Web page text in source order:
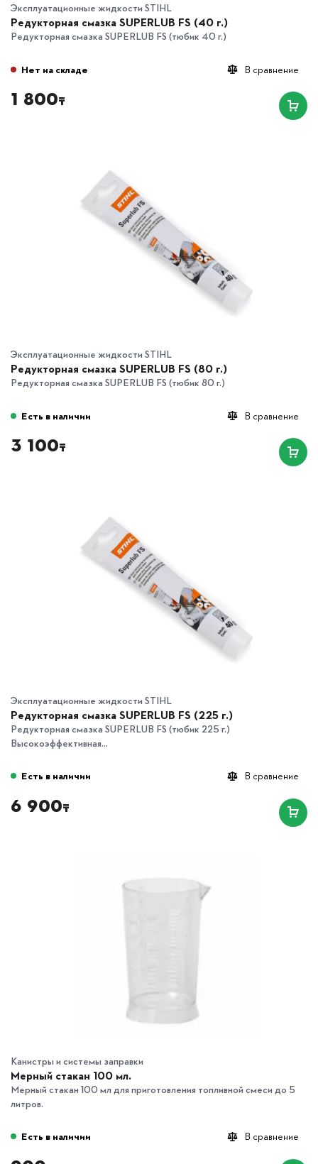
Эксплуатационные жидкости STIHL
Редукторная смазка SUPERLUB FS (40 г.)
Редукторная смазка SUPERLUB FS (тюбик 40 г.)
В сравнение
Нет на складе
1 800₸
Эксплуатационные жидкости STIHL
Редукторная смазка SUPERLUB FS (80 г.)
Редукторная смазка SUPERLUB FS (тюбик 80 г.)
В сравнение
Есть в наличии
3 100₸
Эксплуатационные жидкости STIHL
Редукторная смазка SUPERLUB FS (225 г.)
Редукторная смазка SUPERLUB FS (тюбик 225 г.)
Высокоэффективная...
В сравнение
Есть в наличии
6 900₸
Канистры и системы заправки
Мерный стакан 100 мл.
Мерный стакан 100 мл для приготовления топливной смеси до 5
литров.
В сравнение
Есть в наличии